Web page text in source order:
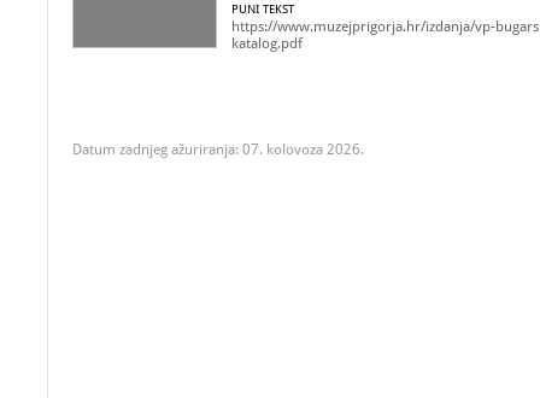
PUNI TEKST
https://www.muzejprigorja.hr/izdanja/vp-
katalog.pdf
Datum zadnjeg ažuriranja: 07. kolovoza 2026.